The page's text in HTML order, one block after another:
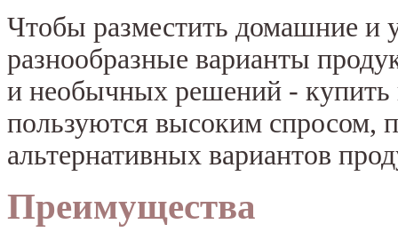
Чтобы разместить домашние и
разнообразные варианты
и необычных решений -
пользуются высоким спросом,
альтернативных вариантов
Преимущества